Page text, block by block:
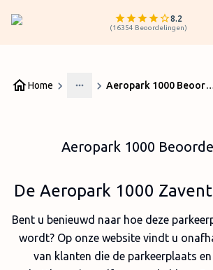
8.2
(16354 Beoordelingen)
Home
More
Aeropark 1000
Aeropark 1000
De Aeropark 1000
Bent u benieuwd naar hoe deze
wordt? Op onze website vindt u
van klanten die de parkeerplaats